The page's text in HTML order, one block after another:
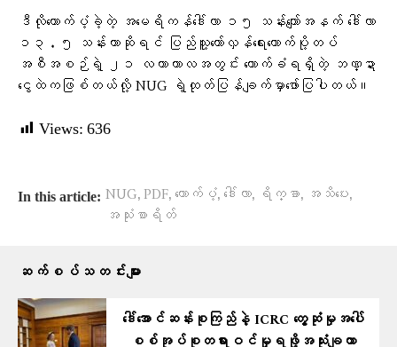
ဒီလိုထောက်ပံ့ခဲ့တဲ့ အမေရိကန်ဒေါ်လာ ၁၅ သန်းကျော်အနက် ဒေါ်လာ
၁၃ . ၅ သန်းဟာဆိုရင် ပြည်သူ့တော်လှန်ရေးထောက်ပို့တပ်
အစီအစဉ်ရဲ့ ၂၁ လတာကာလအတွင်း ကောက်ခံရရှိတဲ့ ဘဏ္ဍာ
ငွေထဲကဖြစ်တယ်လို့ NUG ရဲ့ထုတ်ပြန်ချက်မှာဖော်ပြပါတယ်။
Views: 636
In this article: NUG, PDF, ထောက်ပံ့, ဒေါ်လာ, ရိက္ခာ, အသိပေး,
အသုံးစာရိတ်
ဆက်စပ်သတင်းများ
ဒေါ်အောင်ဆန်းစုကြည်နဲ့ ICRC တွေ့ဆုံမှုအပေါ်